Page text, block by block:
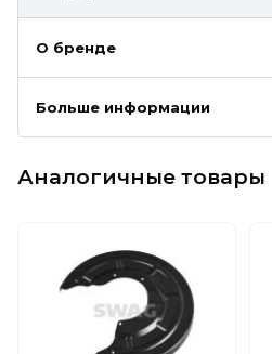
О бренде
Больше информации
Аналогичные товары